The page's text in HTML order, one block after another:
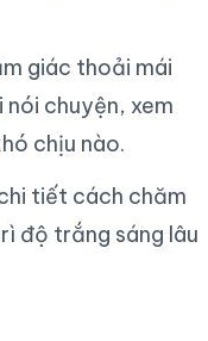
giác thoải mái
chuyện, xem
chịu nào.
tiết cách chăm
độ trắng sáng lâu